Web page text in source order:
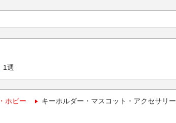
1週
ホビー キーホルダー・マスコット・アクセサリー